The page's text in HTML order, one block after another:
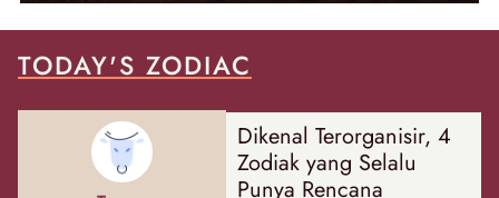
TODAY'S ZODIAC
Dikenal Terorganisir, 4
Zodiak yang Selalu
Punya Rencana